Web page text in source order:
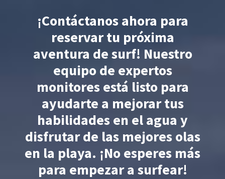
¡Contáctanos ahora para
reservar tu próxima
aventura de surf! Nuestro
equipo de expertos
monitores está listo para
ayudarte a mejorar tus
habilidades en el agua y
disfrutar de las mejores olas
en la playa. ¡No esperes más
para empezar a surfear!